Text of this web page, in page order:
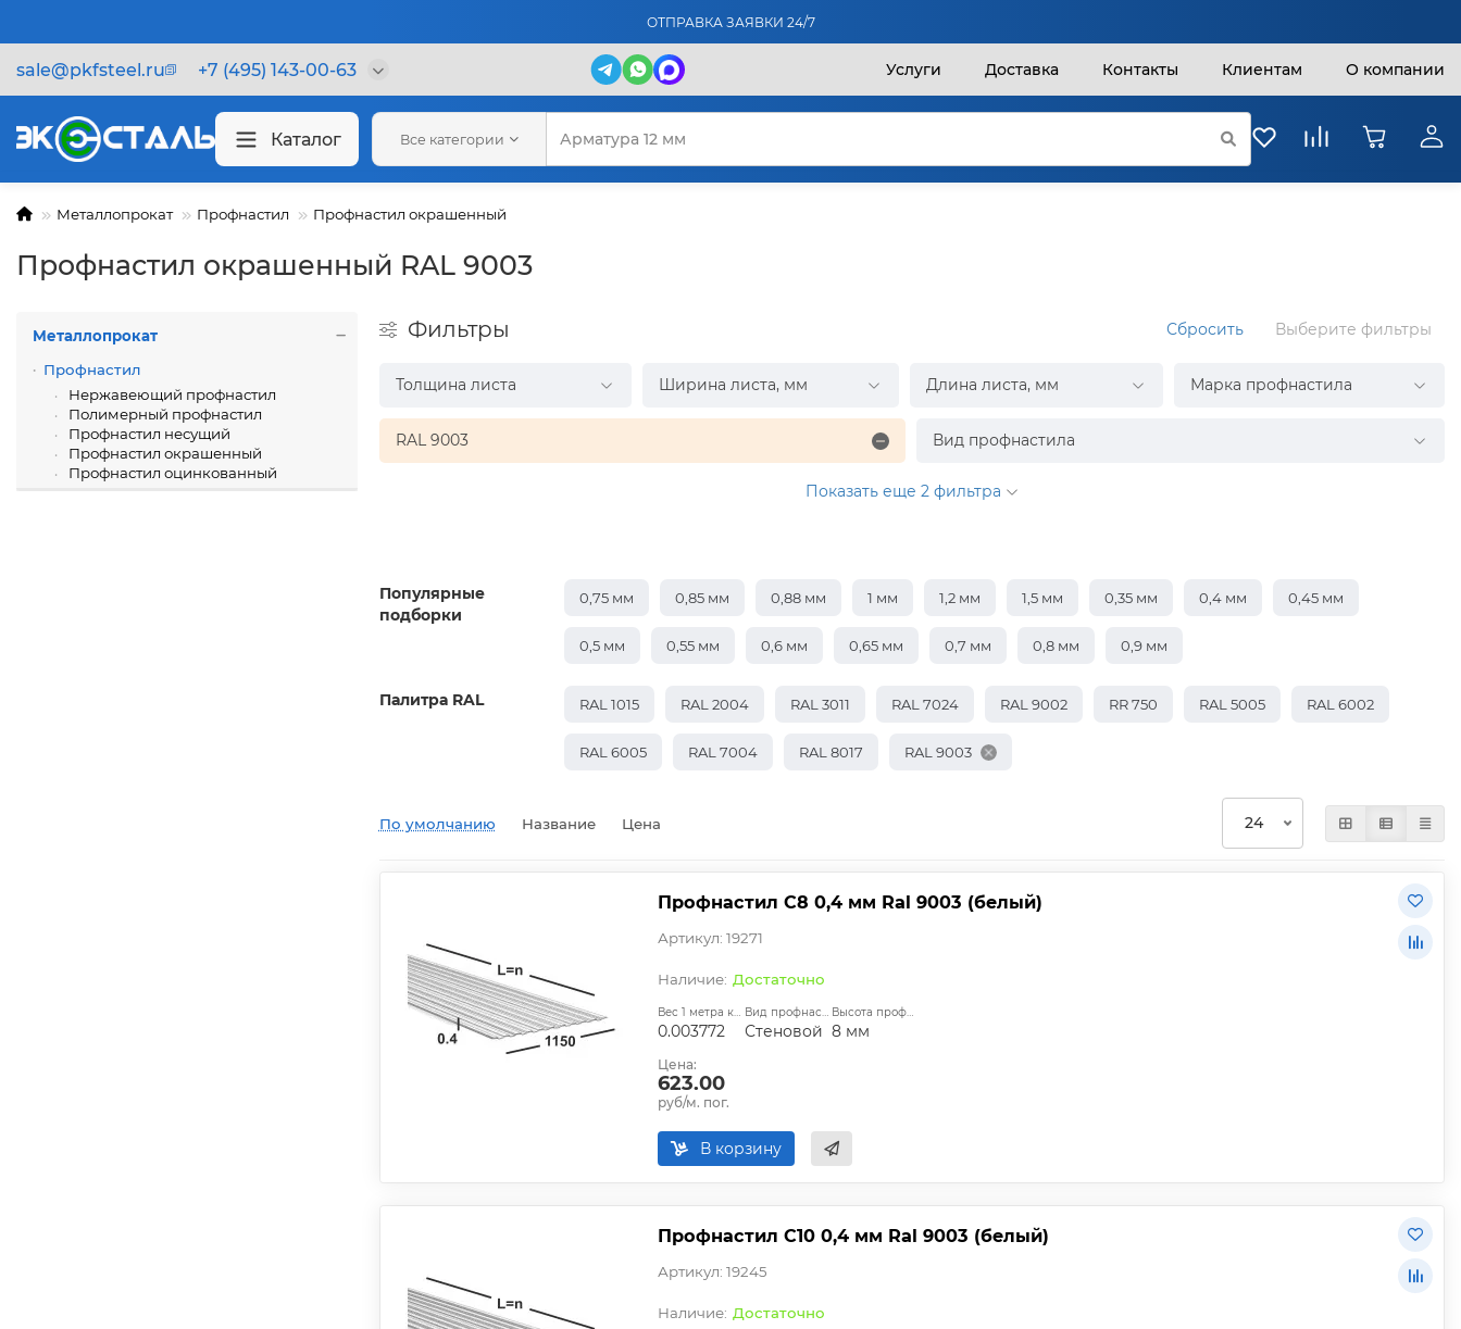
ОТПРАВКА ЗАЯВКИ 24/7
sale@pkfsteel.ru +7 (495) 143-00-63 Услуги Доставка Контакты Клиентам О компании
Каталог Все категории
Металлопрокат Профнастил Профнастил окрашенный
Профнастил окрашенный RAL 9003
Металлопрокат
Профнастил
Нержавеющий профнастил
Полимерный профнастил
Профнастил несущий
Профнастил окрашенный
Профнастил оцинкованный
Фильтры Сбросить Выберите фильтры
Толщина листа Ширина листа, мм Длина листа, мм Марка профнастила
RAL 9003 Вид профнастила
Показать еще 2 фильтра
Популярные
подборки
0,75 мм 0,85 мм 0,88 мм 1 мм 1,2 мм 1,5 мм 0,35 мм 0,4 мм 0,45 мм
0,5 мм 0,55 мм 0,6 мм 0,65 мм 0,7 мм 0,8 мм 0,9 мм
Палитра RAL RAL 1015 RAL 2004 RAL 3011 RAL 7024 RAL 9002 RR 750 RAL 5005 RAL 6002
RAL 6005 RAL 7004 RAL 8017 RAL 9003
По умолчанию Название Цена
Профнастил С8 0,4 мм Ral 9003 (белый)
Артикул: 19271
Достаточно
Вес 1 метра квадратного, т:
0.003772
Вид профнастила:
Стеновой
Высота профиля:
8 мм
Цена:
623.00
руб/м. пог.
В корзину
Профнастил С10 0,4 мм Ral 9003 (белый)
Артикул: 19245
Достаточно